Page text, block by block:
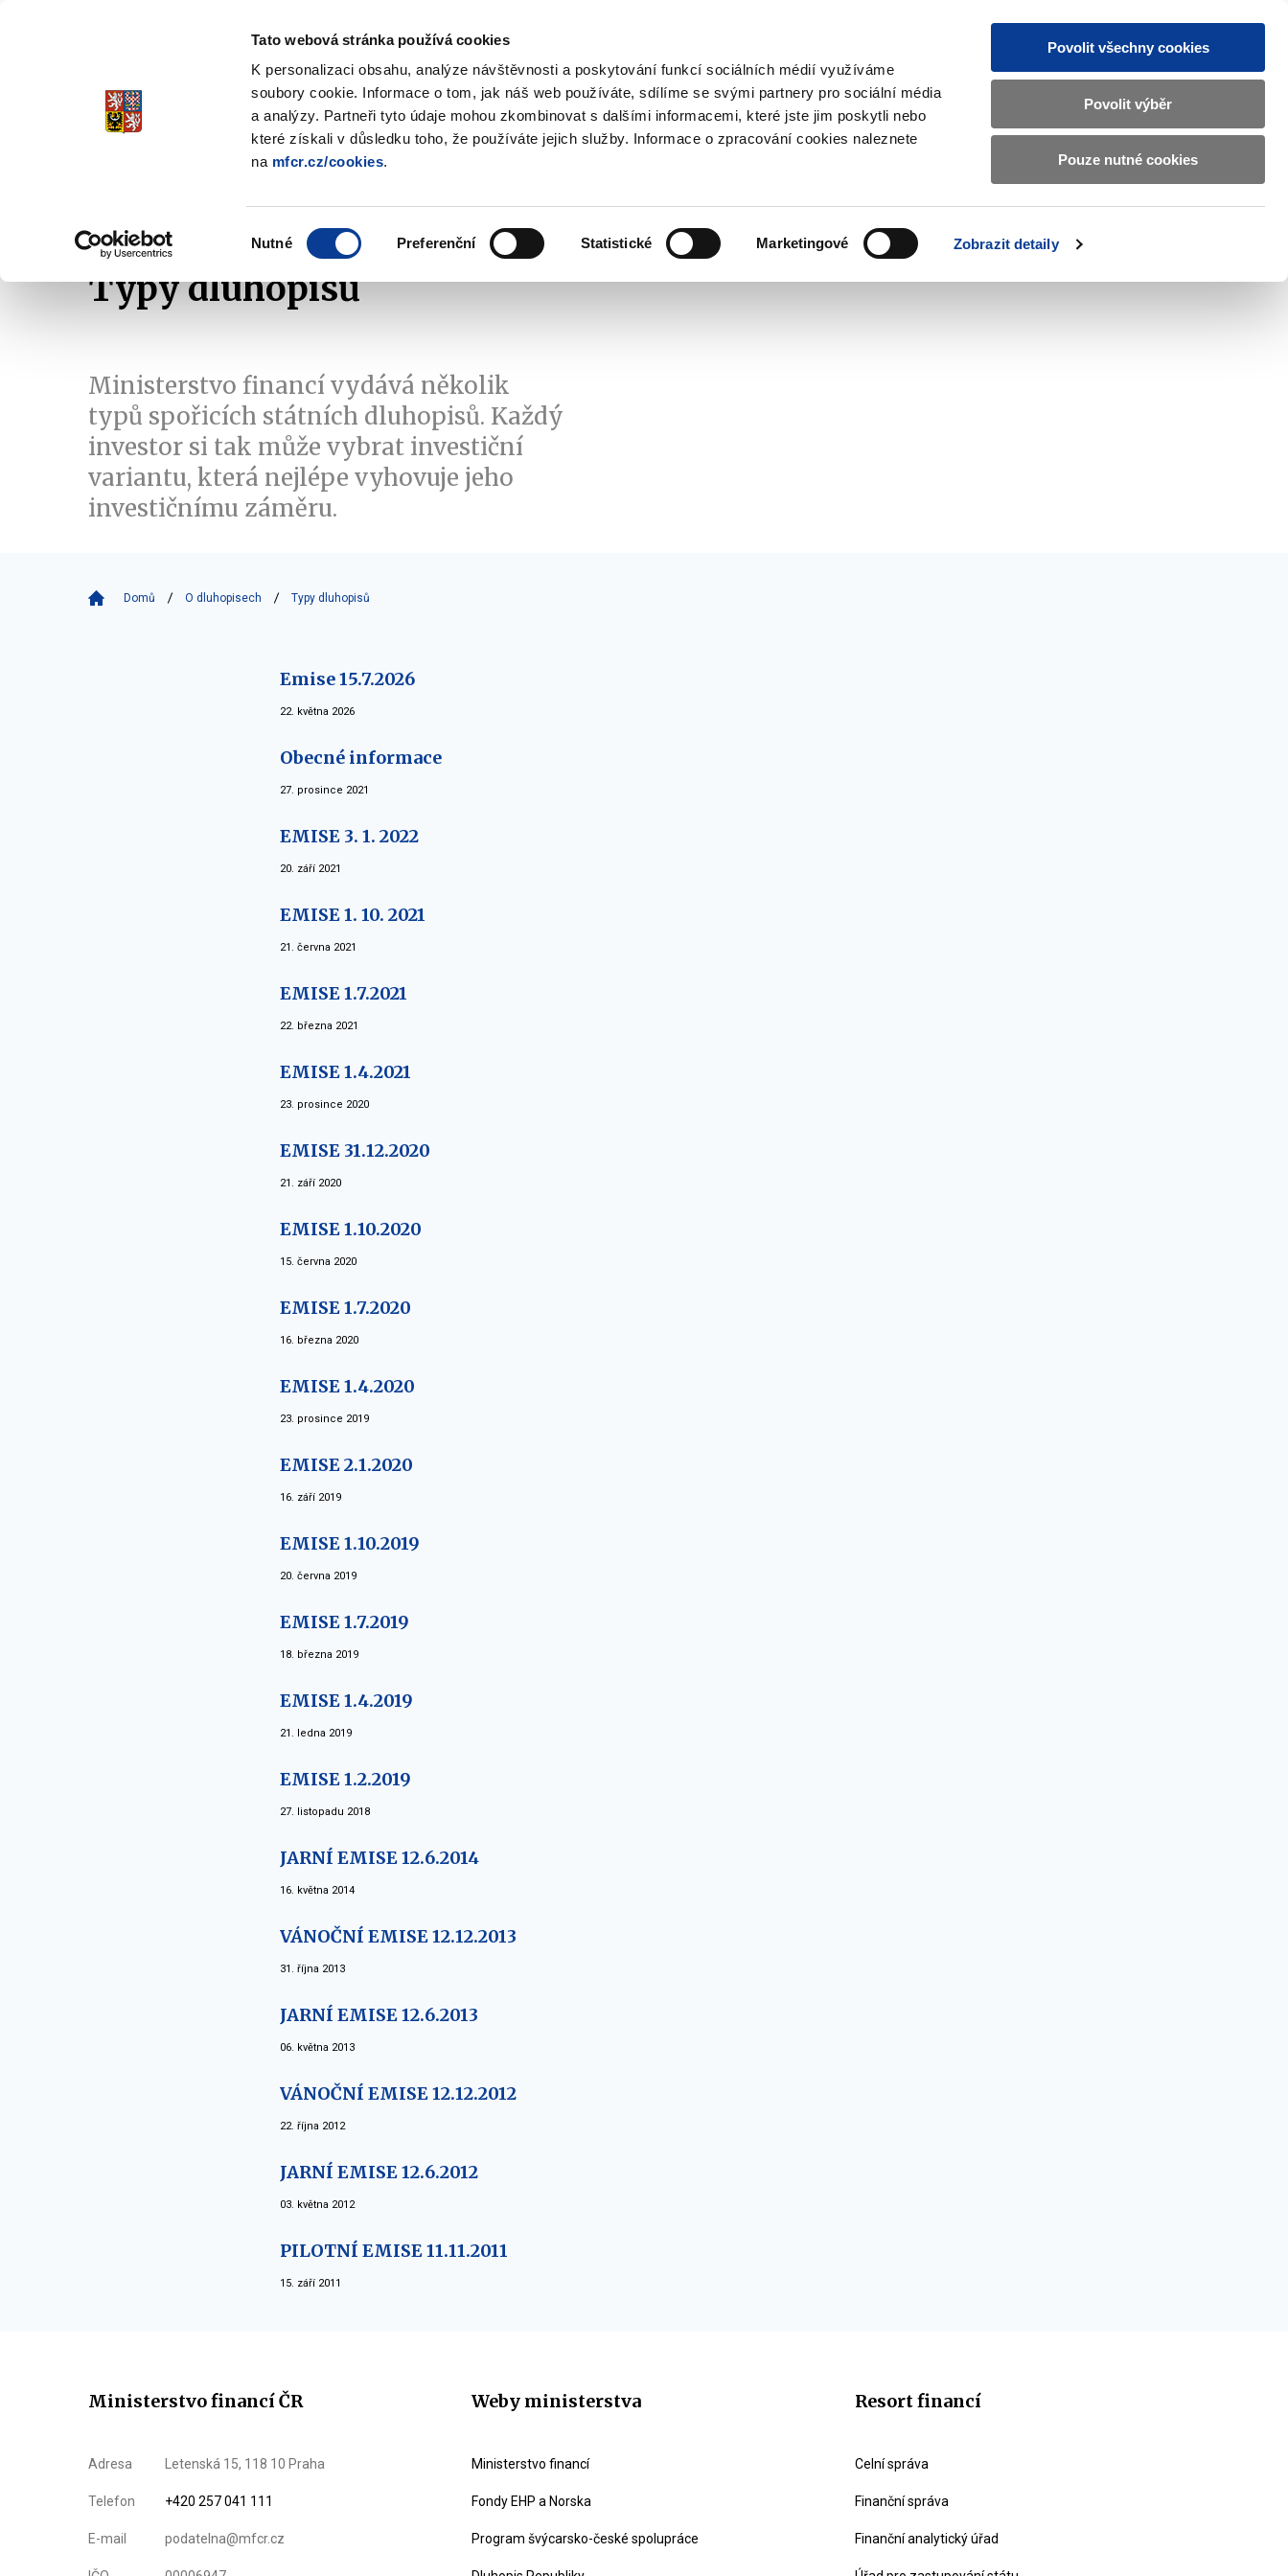
Tato webová stránka používá cookies
K personalizaci obsahu, analýze návštěvnosti a poskytování funkcí sociálních médií využíváme
soubory cookie. Informace o tom, jak náš web používáte, sdílíme se svými partnery pro sociální média
a analýzy. Partneři tyto údaje mohou zkombinovat s dalšími informacemi, které jste jim poskytli nebo
které získali v důsledku toho, že používáte jejich služby. Informace o zpracování cookies naleznete
na mfcr.cz/cookies.
Nutné Preferenční Statistické Marketingové Zobrazit detaily
Povolit všechny cookies
Povolit výběr
Pouze nutné cookies
Spořicí státní dluhopisy
Stabilita, Spolehlivost, Důvěryhodnost Vyhledat
Pohybujte
šipkami
pro
MAJETKOVÝ ÚČET
submenu
dluhopisech
submenu
investovat
submenu
Užitečné
submenu
a
oznámení
Kontakty
Typy dluhopisů
Ministerstvo financí vydává několik
typů spořicích státních dluhopisů. Každý
investor si tak může vybrat investiční
variantu, která nejlépe vyhovuje jeho
investičnímu záměru.
Domů O dluhopisech Typy dluhopisů
Emise 15.7.2026
22. května 2026
Obecné informace
27. prosince 2021
EMISE 3. 1. 2022
20. září 2021
EMISE 1. 10. 2021
21. června 2021
EMISE 1.7.2021
22. března 2021
EMISE 1.4.2021
23. prosince 2020
EMISE 31.12.2020
21. září 2020
EMISE 1.10.2020
15. června 2020
EMISE 1.7.2020
16. března 2020
EMISE 1.4.2020
23. prosince 2019
EMISE 2.1.2020
16. září 2019
EMISE 1.10.2019
20. června 2019
EMISE 1.7.2019
18. března 2019
EMISE 1.4.2019
21. ledna 2019
EMISE 1.2.2019
27. listopadu 2018
JARNÍ EMISE 12.6.2014
16. května 2014
VÁNOČNÍ EMISE 12.12.2013
31. října 2013
JARNÍ EMISE 12.6.2013
06. května 2013
VÁNOČNÍ EMISE 12.12.2012
22. října 2012
JARNÍ EMISE 12.6.2012
03. května 2012
PILOTNÍ EMISE 11.11.2011
15. září 2011
Ministerstvo financí ČR
Adresa Letenská 15, 118 10 Praha
Telefon +420 257 041 111
E-mail podatelna@mfcr.cz
Weby ministerstva
Ministerstvo financí
Fondy EHP a Norska
Program švýcarsko-české spolupráce
Resort financí
Celní správa
Finanční správa
Finanční analytický úřad